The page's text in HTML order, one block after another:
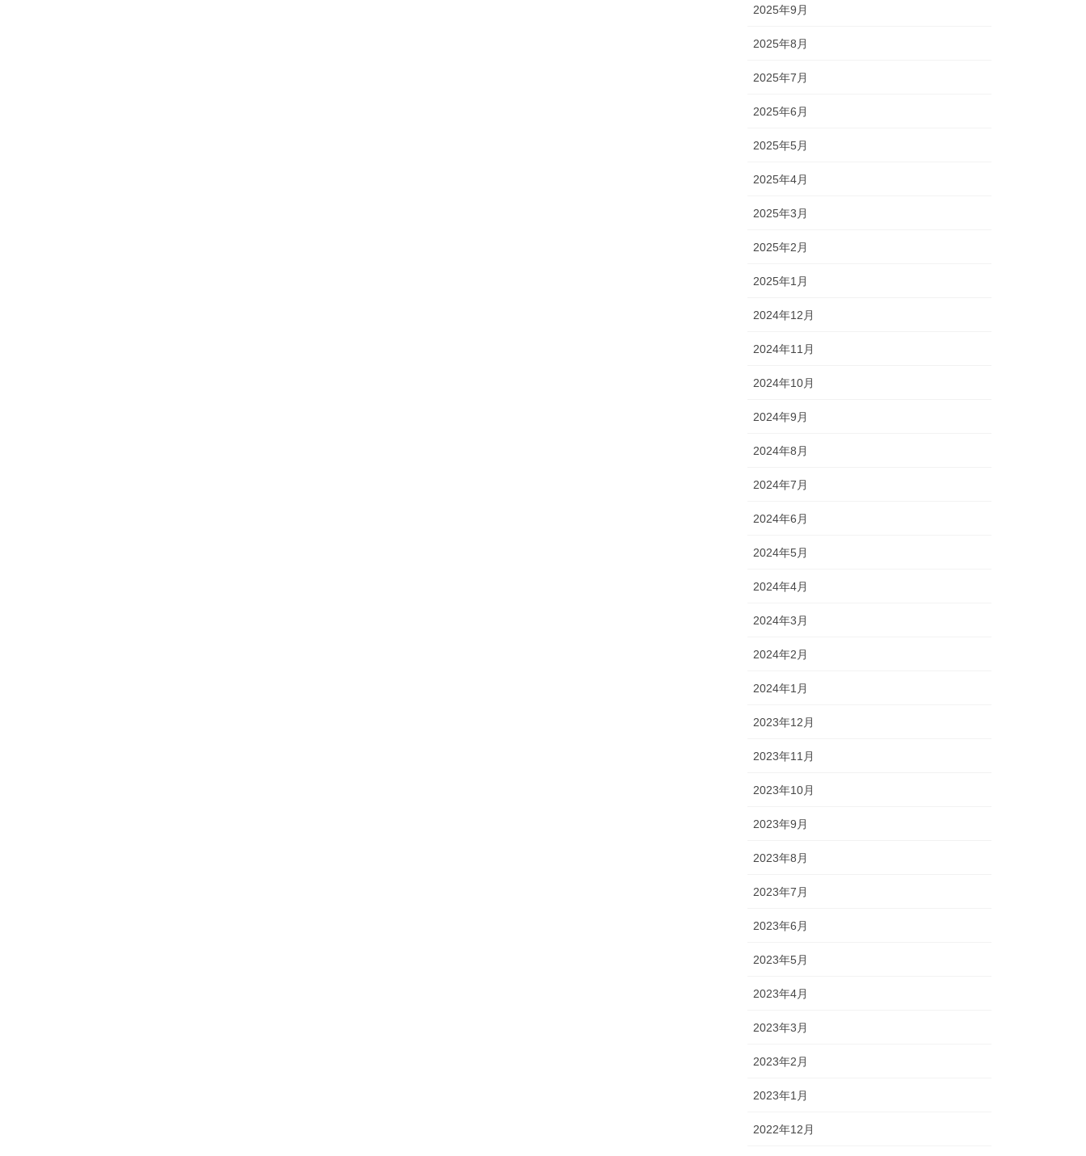
2025年9月
2025年8月
2025年7月
2025年6月
2025年5月
2025年4月
2025年3月
2025年2月
2025年1月
2024年12月
2024年11月
2024年10月
2024年9月
2024年8月
2024年7月
2024年6月
2024年5月
2024年4月
2024年3月
2024年2月
2024年1月
2023年12月
2023年11月
2023年10月
2023年9月
2023年8月
2023年7月
2023年6月
2023年5月
2023年4月
2023年3月
2023年2月
2023年1月
2022年12月